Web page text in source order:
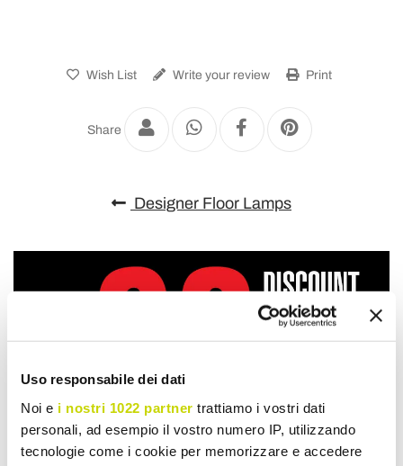
Uso responsabile dei dati
Noi e i nostri 1022 partner trattiamo i vostri dati
personali, ad esempio il vostro numero IP, utilizzando
tecnologie come i cookie per memorizzare e accedere
Wish List Write your review Print
Share
Designer Floor Lamps